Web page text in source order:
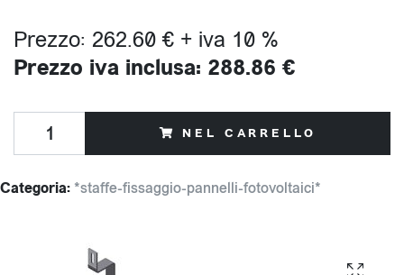
Prezzo: 262.60 € + iva 10 %
Prezzo iva inclusa: 288.86 €
NEL CARRELLO
Categoria: *staffe-fissaggio-pannelli-fotovoltaici*